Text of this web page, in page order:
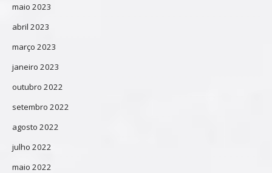
maio 2023
abril 2023
março 2023
janeiro 2023
outubro 2022
setembro 2022
agosto 2022
julho 2022
maio 2022